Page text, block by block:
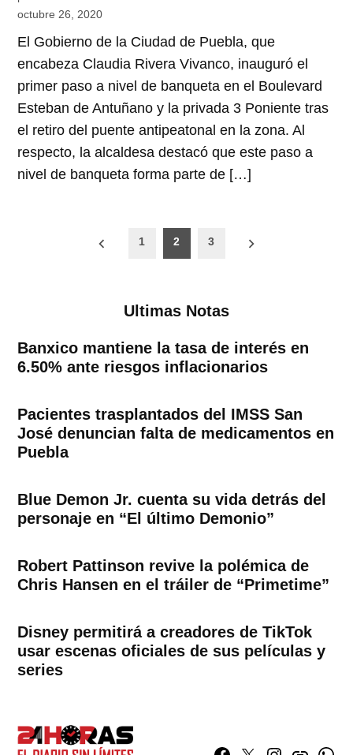
octubre 26, 2020
El Gobierno de la Ciudad de Puebla, que
encabeza Claudia Rivera Vivanco, inauguró el
primer paso a nivel de banqueta en el Boulevard
Esteban de Antuñano y la privada 3 Poniente tras
el retiro del puente antipeatonal en la zona. Al
respecto, la alcaldesa destacó que este paso a
nivel de banqueta forma parte de […]
Paginación
1 2 3
Ultimas Notas
Banxico mantiene la tasa de interés en
6.50% ante riesgos inflacionarios
Pacientes trasplantados del IMSS San
José denuncian falta de medicamentos en
Puebla
Blue Demon Jr. cuenta su vida detrás del
personaje en “El último Demonio”
Robert Pattinson revive la polémica de
Chris Hansen en el tráiler de “Primetime”
Disney permitirá a creadores de TikTok
usar escenas oficiales de sus películas y
series